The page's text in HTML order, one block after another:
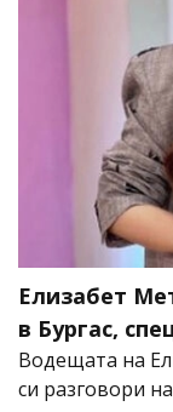
Елизабет
в Бургас,
Водещата на
си разговори